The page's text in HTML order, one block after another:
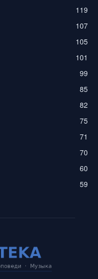
119
107
105
101
99
85
82
75
71
70
60
59